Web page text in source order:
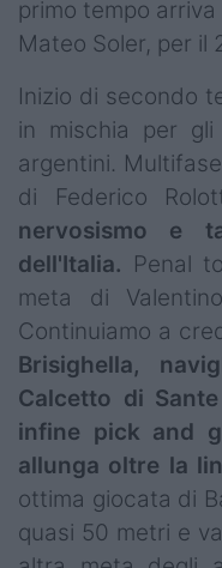
primo tempo
Mateo Soler, per il
Inizio di secondo
in mischia per
argentini.
di Federico
nervosismo e
dell'Italia. Penal
meta di
Continuiamo a
Brisighella,
Calcetto di
infine pick and
allunga oltre la
ottima giocata di
quasi 50 metri e